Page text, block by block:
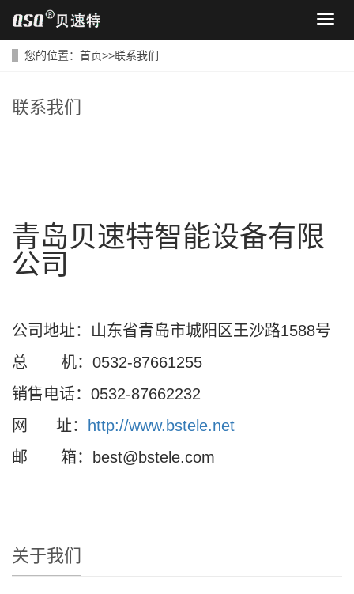
导
您的位置： 首页>>联系我们
联系我们
青岛贝速特智能设备有限
公司
公司地址：山东省青岛市城阳区王沙路1588号
总 机：0532-87661255
销售电话：0532-87662232
网 址：
http://www.bstele.net
邮 箱：best@bstele.com
关于我们